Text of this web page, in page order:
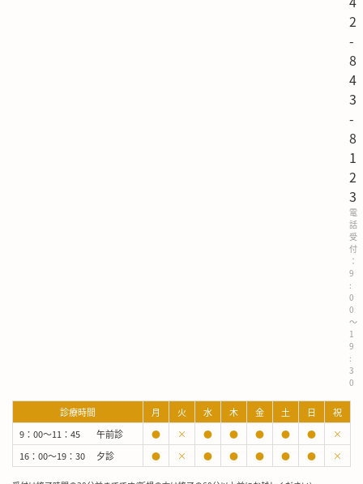
2
-
8
4
3
-
8
1
2
3
電
話
受
付
：
9
:
0
0
～
1
9
:
3
0
診療時間 月 火 水 木 金 土 日
祝
9：00～11：45
午前診 ● × ● ● ● ● ●
×
16：00～19：30
夕診 ● × ● ● ● ● ● ×